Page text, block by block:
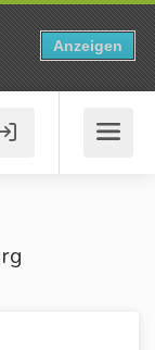
Anzeigen